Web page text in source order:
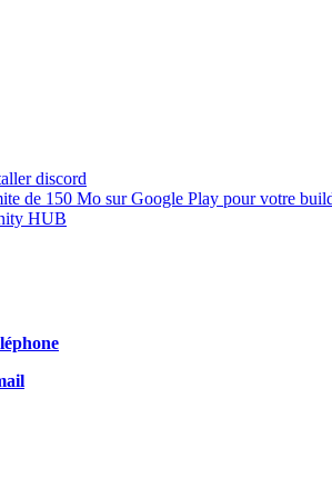
discord
de 150 Mo sur Google Play pour votre
HUB